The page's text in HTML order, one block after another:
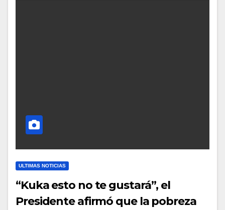
ULTIMAS NOTICIAS
“Kuka esto no te gustará”, el
Presidente afirmó que la pobreza